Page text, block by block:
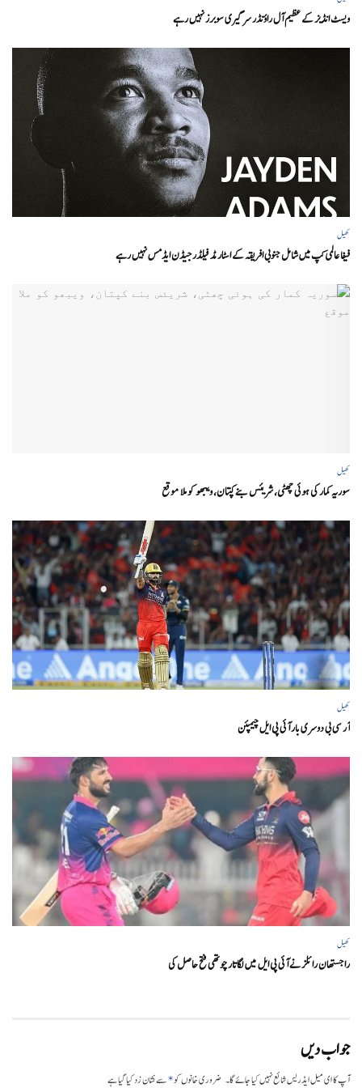
ویسٹ انڈیز کے عظیم آل راؤنڈر سر گیری سوبرز نہیں رہے
کھیل
فیفا عالمی کپ میں شامل جنوبی افریقہ کے اسٹار مڈ فیلڈر جیڈن ایڈمس نہیں رہے
کھیل
سوریہ کمار کی ہوئی چھٹی، شریئس بنے کپتان، ویبھو کو ملا موقع
کھیل
آر سی بی دوسری بار آئی پی ایل چیمپئن
کھیل
راجستھان رائلز نے آئی پی ایل میں لگاتار چوتھی فتح حاصل کی
جواب دیں
آپ کا ای میل ایڈریس شائع نہیں کیا جائے گا۔ ضروری خانوں کو*سے نشان زد کیا گیا ہے